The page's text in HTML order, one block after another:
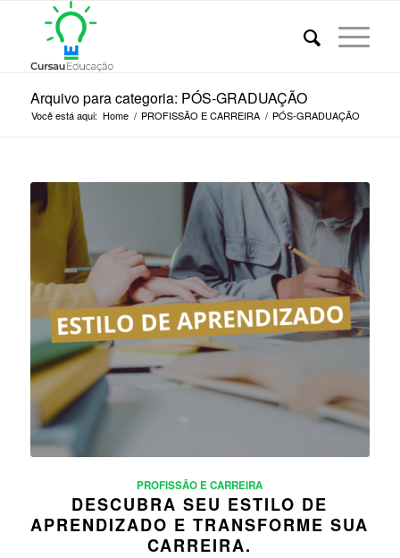
Arquivo para categoria: PÓS-GRADUAÇÃO
Você está aqui: Home / PROFISSÃO E CARREIRA / PÓS-GRADUAÇÃO
PROFISSÃO E CARREIRA
DESCUBRA SEU ESTILO DE
APRENDIZADO E TRANSFORME SUA
CARREIRA.